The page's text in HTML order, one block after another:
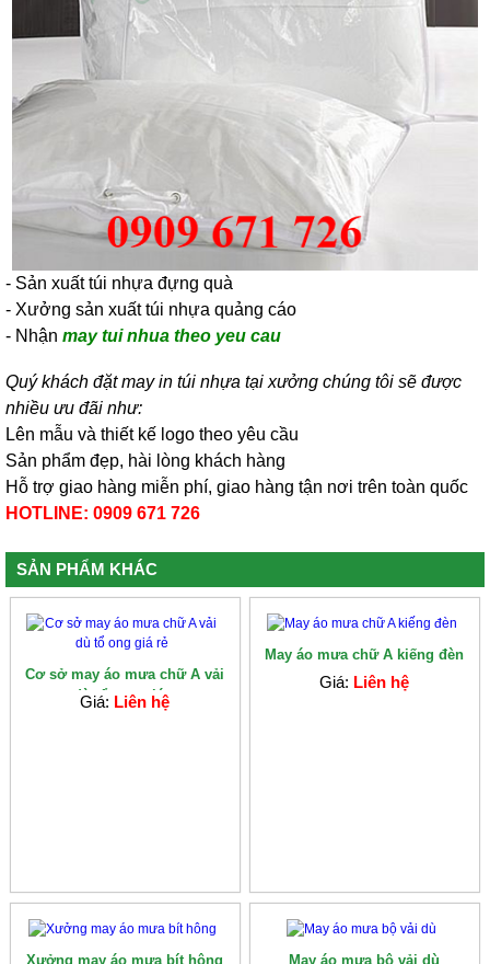
- Sản xuất túi nhựa đựng quà
- Xưởng sản xuất túi nhựa quảng cáo
- Nhận may tui nhua theo yeu cau
Quý khách đặt may in túi nhựa tại xưởng chúng tôi sẽ được
nhiều ưu đãi như:
Lên mẫu và thiết kế logo theo yêu cầu
Sản phẩm đẹp, hài lòng khách hàng
Hỗ trợ giao hàng miễn phí, giao hàng tận nơi trên toàn quốc
HOTLINE: 0909 671 726
SẢN PHẨM KHÁC
Cơ sở may áo mưa chữ A vải
dù tổ ong giá...
Giá: Liên hệ
May áo mưa chữ A kiếng đèn
Giá: Liên hệ
Xưởng may áo mưa bít hông May áo mưa bộ vải dù